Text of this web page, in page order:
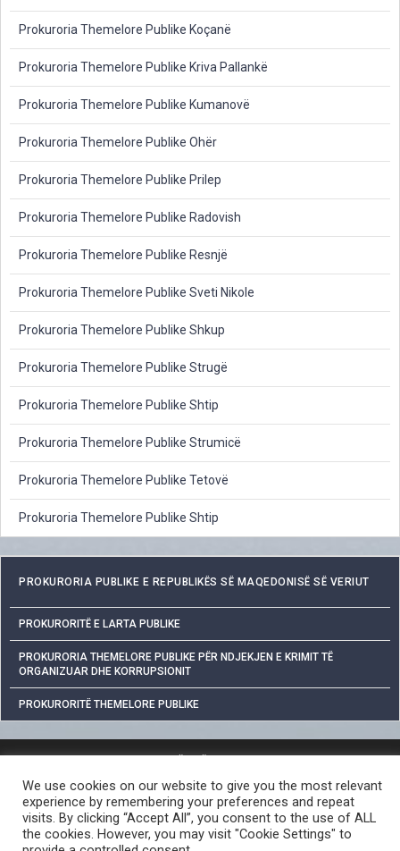
Prokuroria Themelore Publike Koçanë
Prokuroria Themelore Publike Kriva Pallankë
Prokuroria Themelore Publike Kumanovë
Prokuroria Themelore Publike Ohër
Prokuroria Themelore Publike Prilep
Prokuroria Themelore Publike Radovish
Prokuroria Themelore Publike Resnjë
Prokuroria Themelore Publike Sveti Nikole
Prokuroria Themelore Publike Shkup
Prokuroria Themelore Publike Strugë
Prokuroria Themelore Publike Shtip
Prokuroria Themelore Publike Strumicë
Prokuroria Themelore Publike Tetovë
Prokuroria Themelore Publike Shtip
PROKURORIA PUBLIKE E REPUBLIKËS SË MAQEDONISË SË VERIUT
PROKURORITË E LARTA PUBLIKE
PROKURORIA THEMELORE PUBLIKE PËR NDJEKJEN E KRIMIT TË
ORGANIZUAR DHE KORRUPSIONIT
PROKURORITË THEMELORE PUBLIKE
QASJA E LIRË NË INFORMATAT ME KARAKTER PUBLIK
PROCEDURA PËR RAPORTIMIN E VEPRAVE PENALE
LINKE TË DOBISHME
We use cookies on our website to give you the most relevant
experience by remembering your preferences and repeat
visits. By clicking “Accept All”, you consent to the use of ALL
the cookies. However, you may visit "Cookie Settings" to